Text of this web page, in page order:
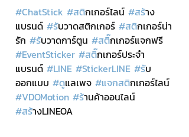
#ChatStick #สติกเกอร์ไลน์ #สร้าง
แบรนด์ #รับวาดสติกเกอร์ #สติกเกอร์น่า
รัก #รับวาดการ์ตูน #สติ๊กเกอร์แจกฟรี
#EventSticker #สติ๊กเกอร์ประจำ
แบรนด์ #LINE #StickerLINE #รับ
ออกแบบ #ดูแลเพจ #แจกสติกเกอร์ไลน์
#VDOMotion #ร้านค้าออนไลน์
#สร้างLINEOA